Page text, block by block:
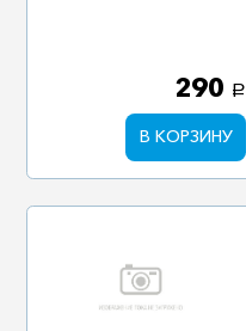
290 a
В КОРЗИНУ